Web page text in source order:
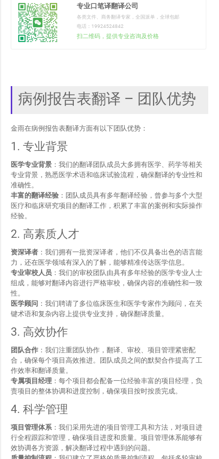
专业口笔译翻译公司
各类文件、商务翻译专家，全国派单，全球包邮
电话：19924524842
扫二维码，提供专业咨询及价格
病例报告表翻译 – 团队优势
金雨在病例报告表翻译方面有以下团队优势：
1. 专业背景
医学专业背景 ：我们的翻译团队成员大多拥有医学、药学等相关
专业背景，熟悉医学术语和临床试验流程，确保翻译的专业性和
准确性。
丰富的翻译经验 ：团队成员具有多年翻译经验，曾参与多个大型
医疗和临床研究项目的翻译工作，积累了丰富的案例和实际操作
经验。
2. 高素质人才
资深译者 ：我们拥有一批资深译者，他们不仅具备出色的语言能
力，还在医学领域有深入的了解，能够精准传达医学信息。
专业审校人员 ：我们的审校团队由具有多年经验的医学专业人士
组成，能够对翻译内容进行严格审校，确保内容的准确性和一致
性。
医学顾问
：我们聘请了多位临床医生和医学专家作为顾问，在关
键术语和复杂内容上提供专业支持，确保翻译质量。
3. 高效协作
团队合作 ：我们注重团队协作，翻译、审校、项目管理紧密配
合，确保每个项目高效推进。团队成员之间的默契合作提高了工
作效率和翻译质量。
专属项目经理 ：每个项目都会配备一位经验丰富的项目经理，负
责项目的整体协调和进度控制，确保项目按时按质完成。
4. 科学管理
项目管理体系：我们采用先进的项目管理工具和方法，对项目进
行全程跟踪和管理，确保项目进度和质量。项目管理体系能够有
效协调各方资源，解决翻译过程中遇到的问题。